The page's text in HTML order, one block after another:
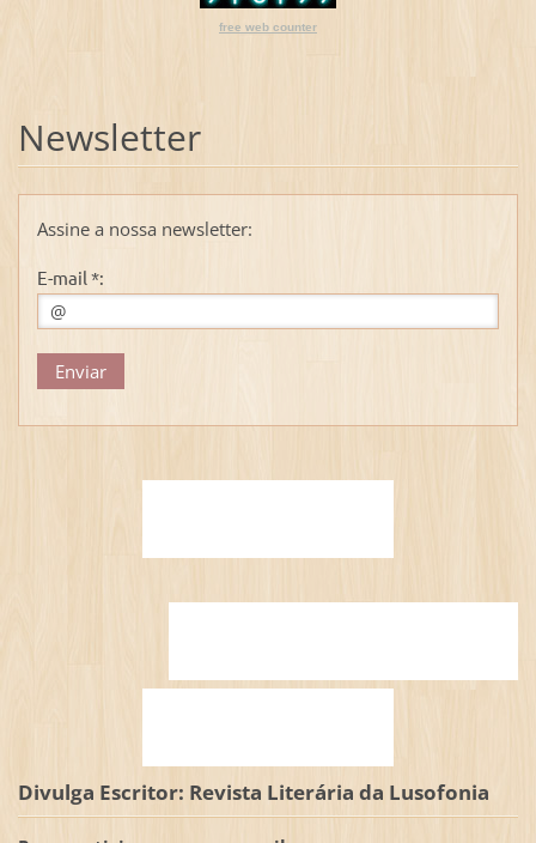
free web counter
Newsletter
Assine a nossa newsletter:
E-mail *:
Divulga Escritor: Revista Literária da Lusofonia